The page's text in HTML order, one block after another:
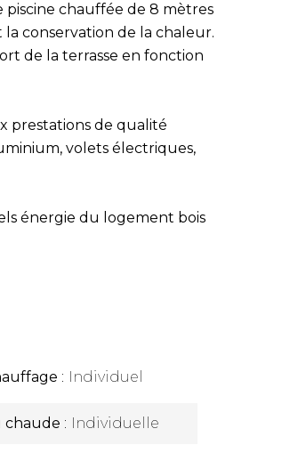
chauffée de 8 mètres
conservation de la chaleur.
de la terrasse en fonction
prestations de qualité
volets électriques,
énergie du logement bois
Individuel
chaude Individuelle